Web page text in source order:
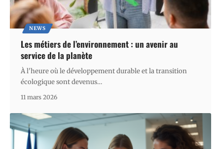
NEWS
Les métiers de l’environnement : un avenir au
service de la planète
À l'heure où le développement durable et la transition
écologique sont devenus…
11 mars 2026